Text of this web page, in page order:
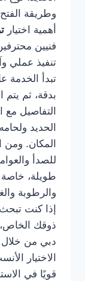
وطريقة
أهمية اختيار
فنيين
تنفيذ عملي
تبدأ الخدمة
بدقة، ثم
التفاصيل
الحديد
المكان. ومن
للصدأ
طويلة، خاصة
والرطوبة
إذا كنت
ذوقك
دبي من خلال
الاختيار
قويًا في